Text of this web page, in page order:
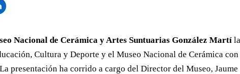
Nacional de Cerámica y Artes Suntuarias González Martí
Cultura y Deporte y el Museo Nacional de Cerámica
presentación ha corrido a cargo del Director del Museo,